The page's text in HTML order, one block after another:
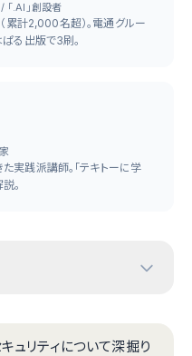
.AI」創設者
累計2,000名超）。電通グルー
る出版で3刷。
実践派講師。「テキトーに学
。
ュリティについて深掘り